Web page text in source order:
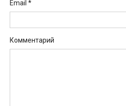
Email *
Комментарий